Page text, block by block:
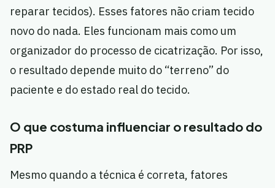
reparar tecidos). Esses fatores não criam tecido
novo do nada. Eles funcionam mais como um
organizador do processo de cicatrização. Por isso,
o resultado depende muito do “terreno” do
paciente e do estado real do tecido.
O que costuma influenciar o resultado do
PRP
Mesmo quando a técnica é correta, fatores